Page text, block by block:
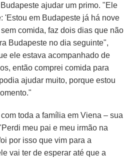
ajudar um primo. "Ele
'Estou em Budapeste já há nove
comida, faz dois dias que não
Budapeste no dia seguinte",
ele estava acompanhado de
então comprei comida para
ajudar muito, porque estou
toda a família em Viena – sua
meu pai e meu irmão na
por isso que vim para a
vai ter de esperar até que a